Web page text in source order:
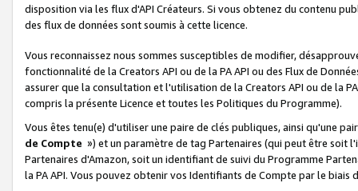
disposition via les flux d'API Créateurs. Si vous obtenez du contenu
des flux de données sont soumis à cette licence.
Vous reconnaissez nous sommes susceptibles de modifier,
fonctionnalité de la Creators API ou de la PA API ou des Flux de
assurer que la consultation et l'utilisation de la Creators API ou de la
compris la présente Licence et toutes les Politiques du Programme).
Vous êtes tenu(e) d'utiliser une paire de clés publiques, ainsi qu'une
de Compte ») et un paramètre de tag Partenaires (qui peut être soit
Partenaires d'Amazon, soit un identifiant de suivi du Programme
la PA API. Vous pouvez obtenir vos Identifiants de Compte par le biais